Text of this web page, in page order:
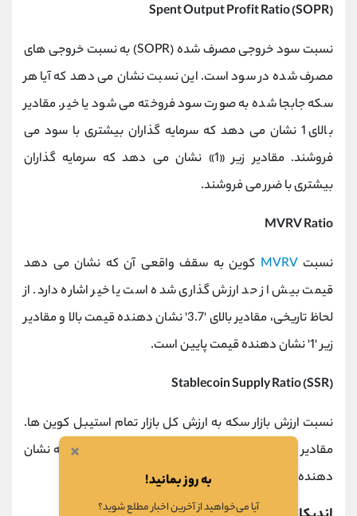
Spent Output Profit Ratio (SOPR)
نسبت سود خروجی مصرف شده (SOPR) به نسبت خروجی های
مصرف شده در سود است. این نسبت نشان می دهد که آیا هر
سکه جابجا شده به صورت سود فروخته می شود یا خیر. مقادیر
بالای 1 نشان می دهد که سرمایه گذاران بیشتری با سود می
فروشند. مقادیر زیر «1» نشان می دهد که سرمایه گذاران
بیشتری با ضرر می فروشند.
MVRV Ratio
نسبتMVRV کوین به سقف واقعی آن که نشان می دهد
قیمت بیش از حد ارزش گذاری شده است یا خیر اشاره دارد. از
لحاظ تاریخی، مقادیر بالای '3.7' نشان دهنده قیمت بالا و مقادیر
زیر '1' نشان دهنده قیمت پایین است.
Stablecoin Supply Ratio (SSR)
نسبت ارزش بازار سکه به ارزش کل بازار تمام استیبل کوین ها.
مقادیر پایین به معنای عرضه بالای استیبل کوین است که نشان
دهنده فشار خرید بالقوه و افزایش احتمالی قیمت است.
×
به روز بمانید!
آیا می‌خواهید از آخرین اخبار مطلع شوید؟